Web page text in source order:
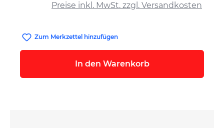
Preise inkl. MwSt. zzgl. Versandkosten
Zum Merkzettel hinzufügen
In den Warenkorb